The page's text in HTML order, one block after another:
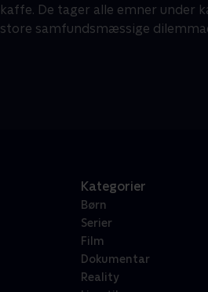
kaffe. De tager alle emner
store samfundsmæssige
Kategorier
Børn
Serier
Film
Dokumentar
Reality